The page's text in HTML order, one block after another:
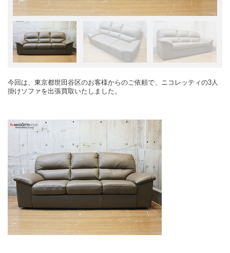
今回は、東京都世田谷区のお客様からのご依頼で、ニコレッティの3人
掛けソファを出張買取いたしました。